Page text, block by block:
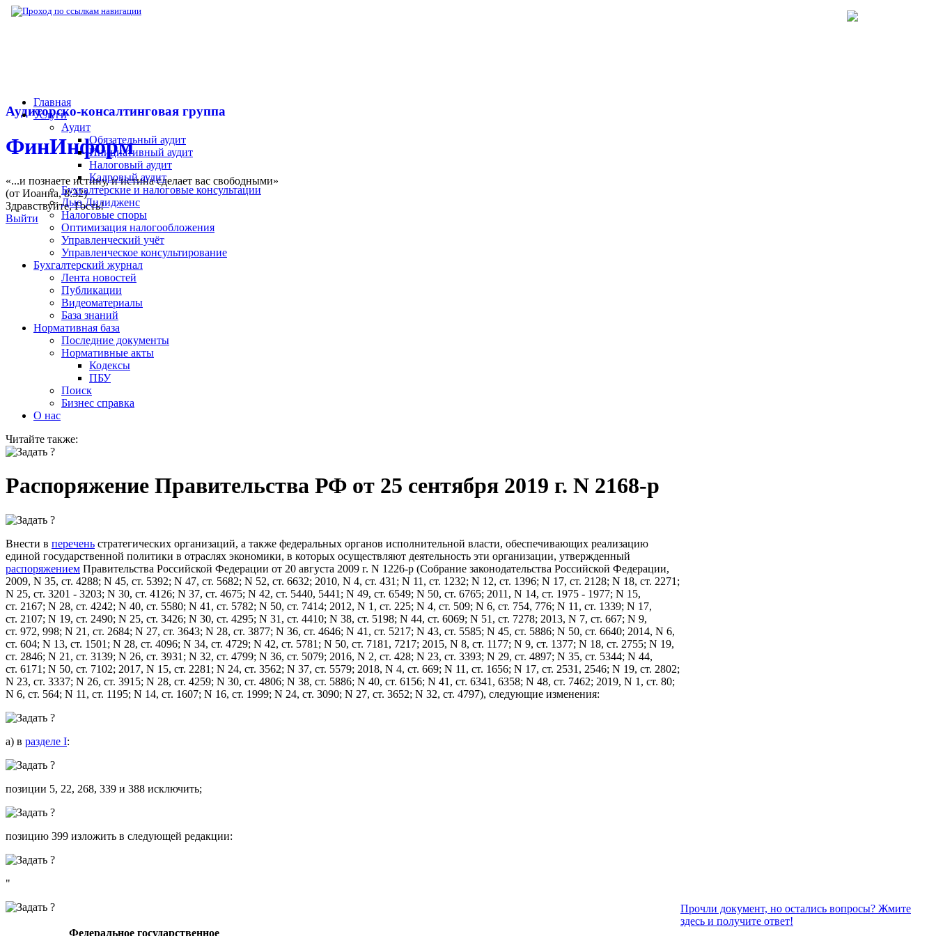
Аудиторско-консалтинговая группа
ФинИнформ
«...и познаете истину, и истина сделает вас свободными»
(от Иоанна, 8:32)
Здравствуйте,Гость!
Выйти
Главная
Услуги
Аудит
Обязательный аудит
Инициативный аудит
Налоговый аудит
Кадровый аудит
Бухгалтерские и налоговые консультации
Дью Дилидженс
Налоговые споры
Оптимизация налогообложения
Управленческий учёт
Управленческое консультирование
Бухгалтерский журнал
Лента новостей
Публикации
Видеоматериалы
База знаний
Нормативная база
Последние документы
Нормативные акты
Кодексы
ПБУ
Поиск
Бизнес справка
О нас
Читайте также:
Распоряжение Правительства РФ от 25 сентября 2019 г. N 2168-р
Внести в перечень стратегических организаций, а также федеральных органов исполнительной власти, обеспечивающих реализацию
единой государственной политики в отраслях экономики, в которых осуществляют деятельность эти организации, утвержденный
распоряжением Правительства Российской Федерации от 20 августа 2009 г. N 1226-р (Собрание законодательства Российской Федерации,
2009, N 35, ст. 4288; N 45, ст. 5392; N 47, ст. 5682; N 52, ст. 6632; 2010, N 4, ст. 431; N 11, ст. 1232; N 12, ст. 1396; N 17, ст. 2128; N 18, ст. 2271;
N 25, ст. 3201 - 3203; N 30, ст. 4126; N 37, ст. 4675; N 42, ст. 5440, 5441; N 49, ст. 6549; N 50, ст. 6765; 2011, N 14, ст. 1975 - 1977; N 15,
ст. 2167; N 28, ст. 4242; N 40, ст. 5580; N 41, ст. 5782; N 50, ст. 7414; 2012, N 1, ст. 225; N 4, ст. 509; N 6, ст. 754, 776; N 11, ст. 1339; N 17,
ст. 2107; N 19, ст. 2490; N 25, ст. 3426; N 30, ст. 4295; N 31, ст. 4410; N 38, ст. 5198; N 44, ст. 6069; N 51, ст. 7278; 2013, N 7, ст. 667; N 9,
ст. 972, 998; N 21, ст. 2684; N 27, ст. 3643; N 28, ст. 3877; N 36, ст. 4646; N 41, ст. 5217; N 43, ст. 5585; N 45, ст. 5886; N 50, ст. 6640; 2014, N 6,
ст. 604; N 13, ст. 1501; N 28, ст. 4096; N 34, ст. 4729; N 42, ст. 5781; N 50, ст. 7181, 7217; 2015, N 8, ст. 1177; N 9, ст. 1377; N 18, ст. 2755; N 19,
ст. 2846; N 21, ст. 3139; N 26, ст. 3931; N 32, ст. 4799; N 36, ст. 5079; 2016, N 2, ст. 428; N 23, ст. 3393; N 29, ст. 4897; N 35, ст. 5344; N 44,
ст. 6171; N 50, ст. 7102; 2017, N 15, ст. 2281; N 24, ст. 3562; N 37, ст. 5579; 2018, N 4, ст. 669; N 11, ст. 1656; N 17, ст. 2531, 2546; N 19, ст. 2802;
N 23, ст. 3337; N 26, ст. 3915; N 28, ст. 4259; N 30, ст. 4806; N 38, ст. 5886; N 40, ст. 6156; N 41, ст. 6341, 6358; N 48, ст. 7462; 2019, N 1, ст. 80;
N 6, ст. 564; N 11, ст. 1195; N 14, ст. 1607; N 16, ст. 1999; N 24, ст. 3090; N 27, ст. 3652; N 32, ст. 4797), следующие изменения:
а) в разделе I:
позиции 5, 22, 268, 339 и 388 исключить;
позицию 399 изложить в следующей редакции:
"
Федеральное государственное
Прочли документ, но остались вопросы? Жмите
здесь и получите ответ!